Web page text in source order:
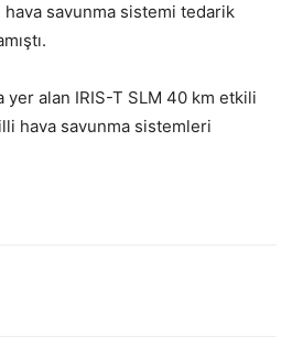
savunma sistemi tedarik
yer alan IRIS-T SLM 40 km etkili
hava savunma sistemleri